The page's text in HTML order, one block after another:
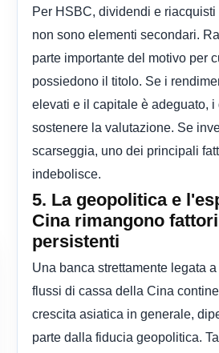
Per HSBC, dividendi e
non sono elementi secondari.
parte importante del motivo per
possiedono il titolo. Se i
elevati e il capitale è adeguato,
sostenere la valutazione. Se
scarseggia, uno dei principali
indebolisce.
5. La geopolitica e
Cina rimangono
persistenti
Una banca strettamente legata
flussi di cassa della Cina
crescita asiatica in generale,
parte dalla fiducia geopolitica.